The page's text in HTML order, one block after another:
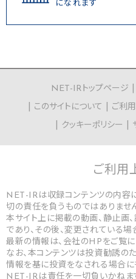
になれます
NET-IRトップページ
このサイトについて
ご利
クッキーポリシー
ご利用
NET-IRは収録コンテンツの内容
切の責任を負うものではありません
本サイト上に掲載の動画、静止画
であり、その後、変更されている場
最新の情報は、会社のHPをご覧に
なお、本コンテンツは投資勧誘の
情報を基に投資をなされる場合に
NET-IRは責任を一切負いかねま